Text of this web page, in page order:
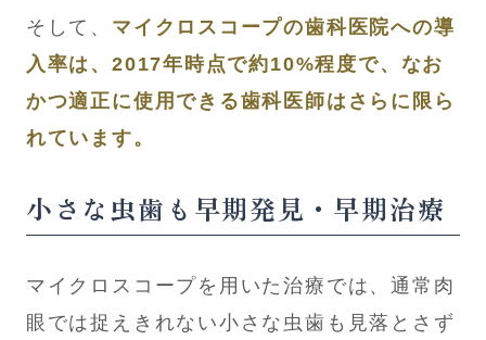
そして、 マイクロスコープの歯科医院への導
入率は、2017年時点で約10%程度で、なお
かつ適正に使用できる歯科医師はさらに限ら
れています。
小さな虫歯も早期発見・早期治療
マイクロスコープを用いた治療では、通常肉
眼では捉えきれない小さな虫歯も見落とさず